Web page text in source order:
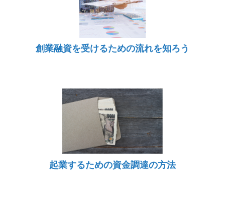
創業融資を受けるための流れを知ろう
起業するための資金調達の方法